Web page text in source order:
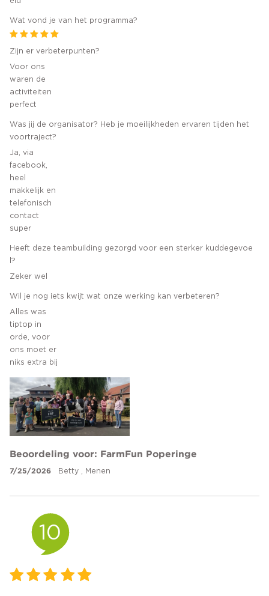
Wat vond je van het programma?
Zijn er verbeterpunten?
Voor ons
waren de
activiteiten
perfect
Was jij de organisator? Heb je moeilijkheden ervaren tijden het
voortraject?
Ja, via
facebook,
heel
makkelijk en
telefonisch
contact
super
Heeft deze teambuilding gezorgd voor een sterker kuddegevoe
l?
Zeker wel
Wil je nog iets kwijt wat onze werking kan verbeteren?
Alles was
tiptop in
orde, voor
ons moet er
niks extra bij
Beoordeling voor: FarmFun Poperinge
7/25/2026 Betty , Menen
10